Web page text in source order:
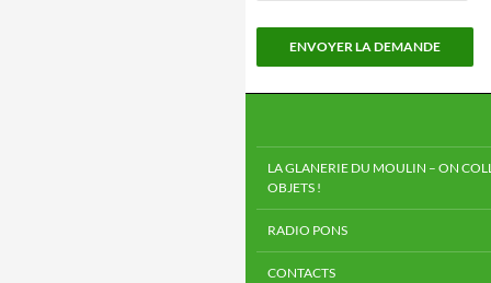
LA GLANERIE DU MOULIN – ON
OBJETS !
RADIO PONS
CONTACTS